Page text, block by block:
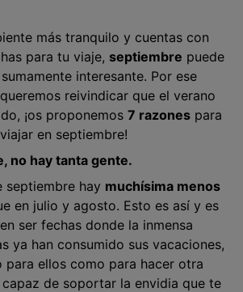
más tranquilo y cuentas con
para tu viaje, septiembre puede
interesante. Por ese
reivindicar que el verano
¡os proponemos 7 razones para
en septiembre!
no hay tanta gente.
septiembre hay muchísima menos
en julio y agosto. Esto es así y es
ser fechas donde la inmensa
ya han consumido sus vacaciones,
para ellos como para hacer otra
capaz de soportar la envidia que te